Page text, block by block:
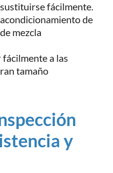
fácilmente.
de
mezcla
fácilmente a las
tamaño
y